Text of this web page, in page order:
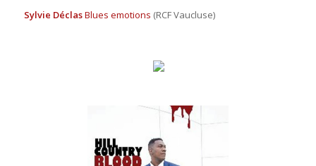
Sylvie DéclasBlues emotions (RCF Vaucluse)